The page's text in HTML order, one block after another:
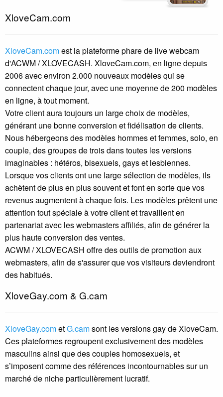
XloveCam.com
XloveCam.comest la plateforme phare de live webcam
d'ACWM / XLOVECASH. XloveCam.com, en ligne depuis
2006 avec environ 2.000 nouveaux modèles qui se
connectent chaque jour, avec une moyenne de 200 modèles
en ligne, à tout moment.
Votre client aura toujours un large choix de modèles,
générant une bonne conversion et fidélisation de clients.
Nous hébergeons des modèles hommes et femmes, solo, en
couple, des groupes de trois dans toutes les versions
imaginables : hétéros, bisexuels, gays et lesbiennes.
Lorsque vos clients ont une large sélection de modèles, ils
achètent de plus en plus souvent et font en sorte que vos
revenus augmentent à chaque fois. Les modèles prêtent une
attention tout spéciale à votre client et travaillent en
partenariat avec les webmasters affiliés, afin de générer la
plus haute conversion des ventes.
ACWM / XLOVECASH offre des outils de promotion aux
webmasters, afin de s'assurer que vos visiteurs deviendront
des habitués.
XloveGay.com & G.cam
XloveGay.cometG.camsont les versions gay de XloveCam.
Ces plateformes regroupent exclusivement des modèles
masculins ainsi que des couples homosexuels, et
s’imposent comme des références incontournables sur un
marché de niche particulièrement lucratif.